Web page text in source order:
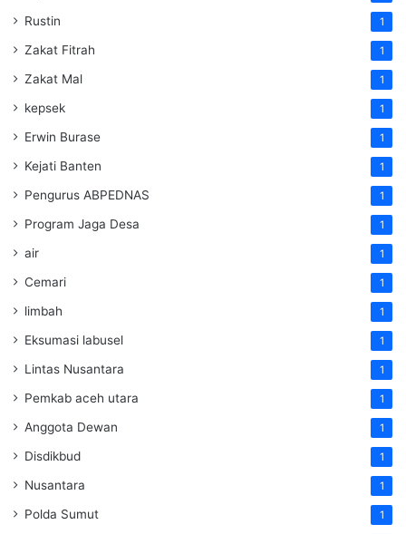
Rustin 1
Zakat Fitrah 1
Zakat Mal 1
kepsek 1
Erwin Burase 1
Kejati Banten 1
Pengurus ABPEDNAS 1
Program Jaga Desa 1
air 1
Cemari 1
limbah 1
Eksumasi labusel 1
Lintas Nusantara 1
Pemkab aceh utara 1
Anggota Dewan 1
Disdikbud 1
Nusantara 1
Polda Sumut 1